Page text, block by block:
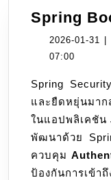
Spring
2026-01-31
07:00
Spring Security เป็นเฟรมเวิร์กที่มีประสิทธิภาพสูง
และยืดหยุ่นมาก
ในแอปพลิเคชัน
พัฒนาด้วย
ควบคุม
ป้องกันการเข้า